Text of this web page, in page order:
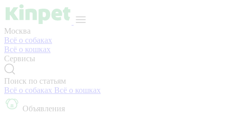
Москва
Всё о собаках
Всё о кошках
Сервисы
Поиск по статьям
Всё о собаках Всё о кошках
Объявления